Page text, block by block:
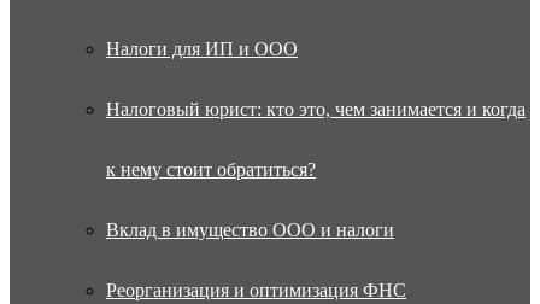
Налоги для ИП и ООО
Налоговый юрист: кто это, чем занимается и когда
к нему стоит обратиться?
Вклад в имущество ООО и налоги
Реорганизация и оптимизация ФНС